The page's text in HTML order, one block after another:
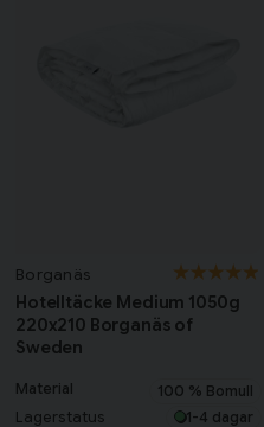
Borganäs
Hotelltäcke Medium 1050g
220x210 Borganäs of
Sweden
Material 100 % Bomull
Lagerstatus 1-4 dagar